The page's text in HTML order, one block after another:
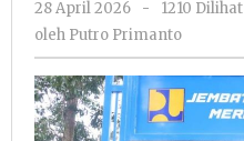
28 April 2026
oleh
Putro
-
1210 Dilihat
oleh Putro Primanto